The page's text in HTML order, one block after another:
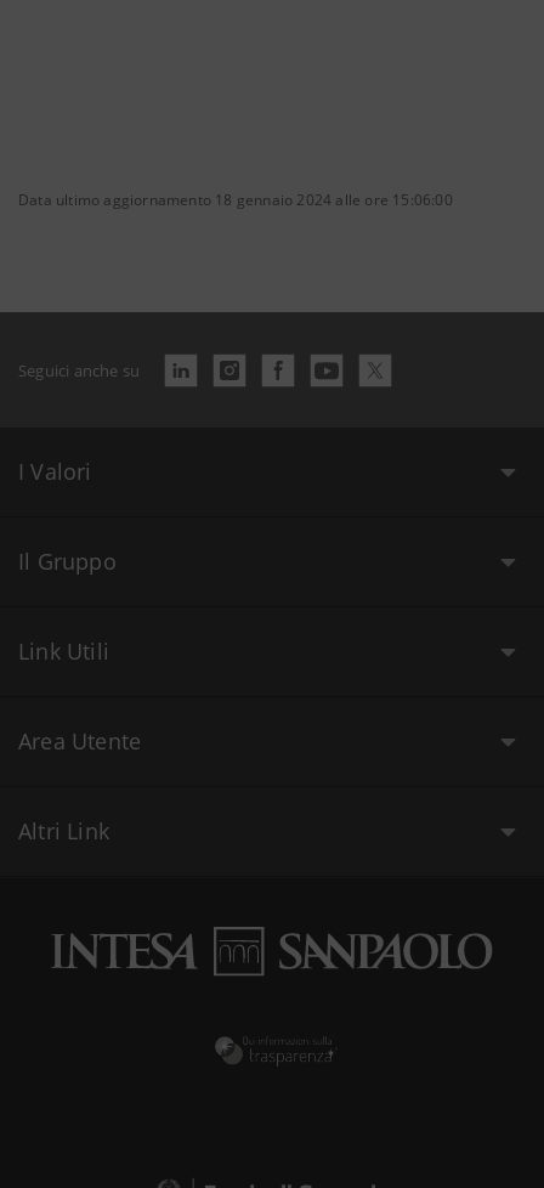
Data ultimo aggiornamento 18 gennaio 2024 alle ore 15:06:00
Seguici anche su
I Valori
Il Gruppo
Link Utili
Area Utente
Altri Link